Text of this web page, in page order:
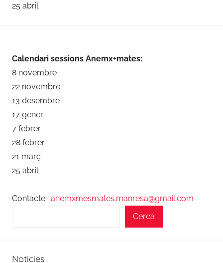
25 abril
Calendari sessions Anemx+mates:
8 novembre
22 novembre
13 desembre
17 gener
7 febrer
28 febrer
21 març
25 abril
Contacte: anemxmesmates.manresa@gmail.com
Cerca
Noticies